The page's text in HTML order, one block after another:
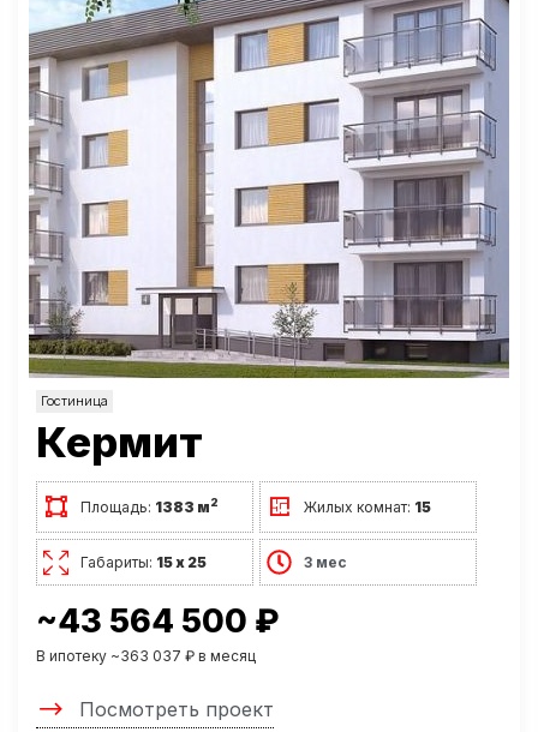
Гостиница
Кермит
Площадь: 1383 м2 Жилых комнат: 15
Габариты: 15 х 25 3 мес
~43 564 500 ₽
В ипотеку ~363 037 ₽ в месяц
Посмотреть проект